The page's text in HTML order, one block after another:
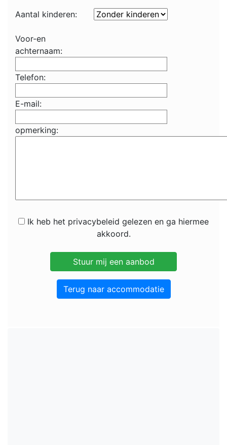
Aantal kinderen:
Voor-en
achternaam:
Telefon:
E-mail:
opmerking:
Ik heb het privacybeleid gelezen en ga hiermee
akkoord.
Terug naar accommodatie